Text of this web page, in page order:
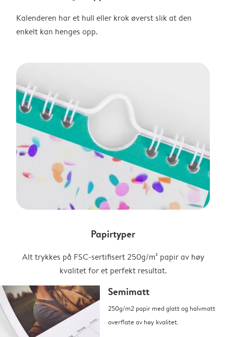
Kalenderen har et hull eller krok øverst slik at den
enkelt kan henges opp.
Papirtyper
Alt trykkes på FSC-sertifisert 250g/m² papir av høy
kvalitet for et perfekt resultat.
Semimatt
250g/m2 papir med glatt og halvmatt
overflate av høy kvalitet.